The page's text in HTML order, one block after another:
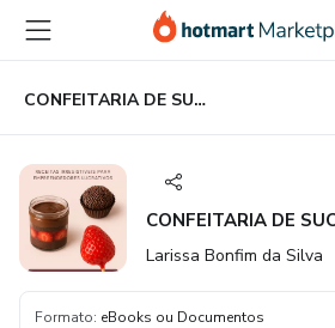
para
conteúdo
principal
para
pagamento
para
rodapé
CONFEITARIA DE SUCESSO
CONFEITARIA DE
Larissa Bonfim da Silva
Formato: eBooks ou Documentos